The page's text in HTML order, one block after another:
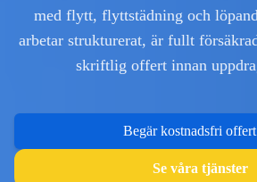
med flytt, flyttstädning och
arbetar strukturerat, är fullt
skriftlig offert innan
Begär kostnadsfri offert
Se våra tjänster